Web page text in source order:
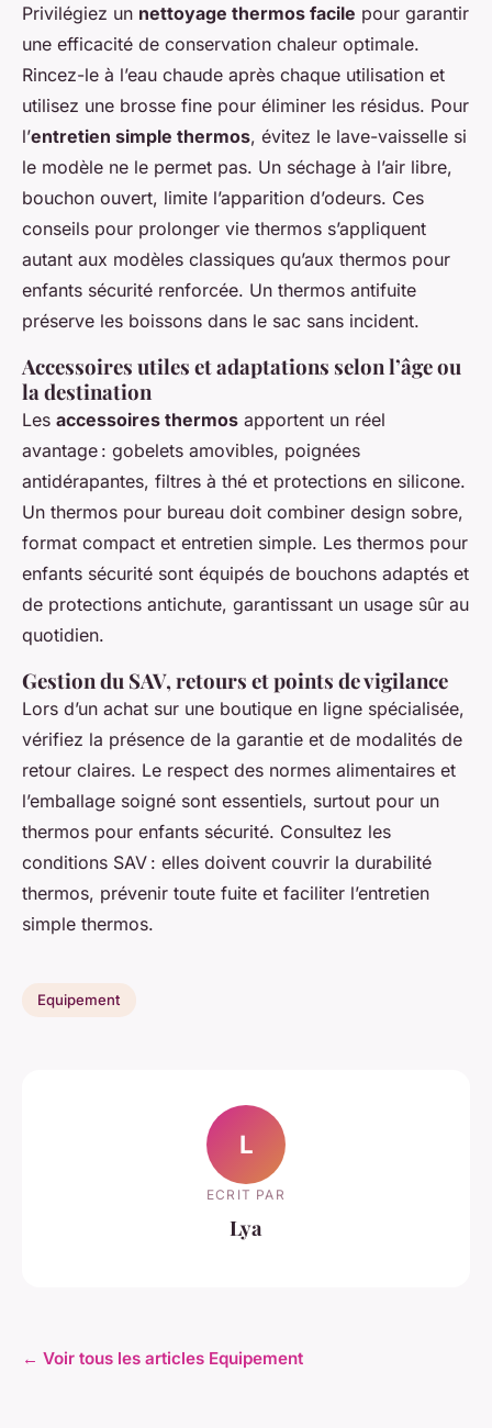
Privilégiez un nettoyage thermos facile pour garantir
une efficacité de conservation chaleur optimale.
Rincez-le à l’eau chaude après chaque utilisation et
utilisez une brosse fine pour éliminer les résidus. Pour
l’entretien simple thermos, évitez le lave-vaisselle si
le modèle ne le permet pas. Un séchage à l’air libre,
bouchon ouvert, limite l’apparition d’odeurs. Ces
conseils pour prolonger vie thermos s’appliquent
autant aux modèles classiques qu’aux thermos pour
enfants sécurité renforcée. Un thermos antifuite
préserve les boissons dans le sac sans incident.
Accessoires utiles et adaptations selon l’âge ou
la destination
Les accessoires thermos apportent un réel
avantage : gobelets amovibles, poignées
antidérapantes, filtres à thé et protections en silicone.
Un thermos pour bureau doit combiner design sobre,
format compact et entretien simple. Les thermos pour
enfants sécurité sont équipés de bouchons adaptés et
de protections antichute, garantissant un usage sûr au
quotidien.
Gestion du SAV, retours et points de vigilance
Lors d’un achat sur une boutique en ligne spécialisée,
vérifiez la présence de la garantie et de modalités de
retour claires. Le respect des normes alimentaires et
l’emballage soigné sont essentiels, surtout pour un
thermos pour enfants sécurité. Consultez les
conditions SAV : elles doivent couvrir la durabilité
thermos, prévenir toute fuite et faciliter l’entretien
simple thermos.
Equipement
L
ECRIT PAR
Lya
← Voir tous les articles Equipement